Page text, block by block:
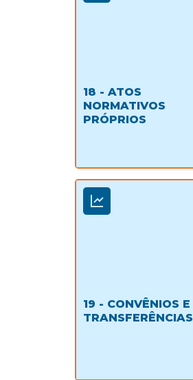
18 - ATOS
NORMATIVOS
PRÓPRIOS
19 - CONVÊNIOS E
TRANSFERÊNCIAS